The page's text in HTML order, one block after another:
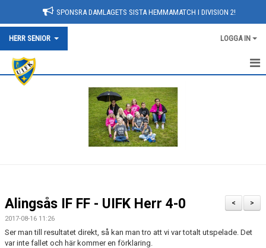
SPONSRA DAMLAGETS SISTA HEMMAMATCH I DIVISION 2!
HERR SENIOR LOGGA IN
NYHETER
DOKUMENT
KONTAKT
>
<
Alingsås IF FF - UIFK Herr 4-0
2017-08-16 11:26
Ser man till resultatet direkt, så kan man tro att vi var totalt utspelade. Det
var inte fallet och här kommer en förklaring.